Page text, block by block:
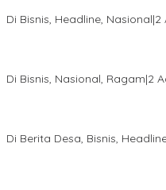
Di Bisnis, Headline, Nasional|2
Di Bisnis, Nasional, Ragam|2
Di Berita Desa, Bisnis,